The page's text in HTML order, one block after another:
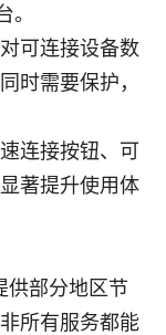
可连接设备数
时需要保护，
连接按钮、可
著提升使用体
供部分地区节
所有服务都能